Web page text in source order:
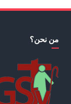
من نحن؟